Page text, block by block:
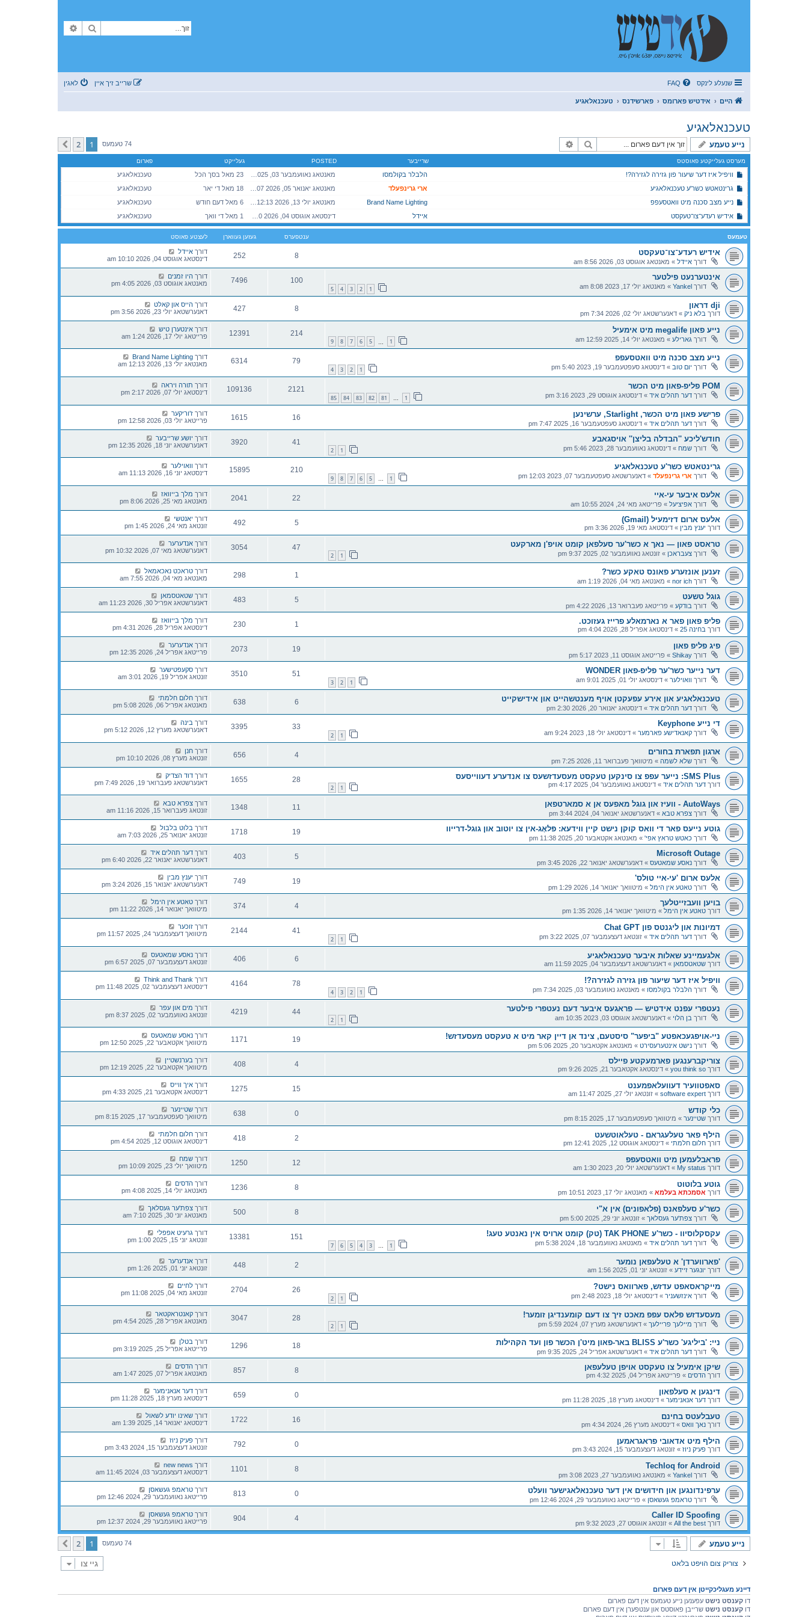
זוך
שנעלע לינקס FAQ לאגין שרייב זיך איין
היים אידטיש פארומס פארשידנס טעכנאלאגיע
טעכנאלאגיע
נייע טעמע זוך 74 טעמעס 1
2
קומענדיגע
מערסט געלייקטע פאוסטס שרייבער POSTED געלייקט פארום
וויפיל איז דער שיעור פון גזירה לגזירה?! הלבלר בקולמסו 23 מאל בסך הכל
טעכנאלאגיע
גרינטאטש כשר'ע טעכנאלאגיע
ארי גרינפעלד 18 מאל די יאר
טעכנאלאגיע
נייע מצב סכנה מיט וואטסעפפ
Brand Name Lighting 6 מאל דעם חודש
טעכנאלאגיע
אידיש רעדע־צו־טעקסט
איידל 1 מאל די וואך טעכנאלאגיע
טעמעס ענטפערס געזען געווארן לעצטע פאוסט
אידיש רעדע־צו־טעקסט
דורך איידל » מאנטאג אוגוסט 03, 2026 8:56 am
8
252 דורך איידל
דינסטאג אוגוסט 04, 2026 10:10 am
אינטערנעט פילטער
דורך Yankel
» מאנטאג יולי 17, 2023 8:08 am 1
2
3
4
5
100
7496 דורך היו זמנים
מאנטאג אוגוסט 03, 2026 4:05 pm
dji דראון
דורך בלא ניק » דאנערשטאג יולי 02, 2026 7:34 pm
8
427 דורך הייס און קאלט
דאנערשטאג יולי 23, 2026 3:56 pm
נייע פאון megalife מיט אימעיל
דורך גארילע » מאנטאג יולי 14, 2025 12:59 am 1
5
6
7
8
9
214
12391 דורך אינטערן טיש
פרייטאג יולי 17, 2026 1:24 am
נייע מצב סכנה מיט וואטסעפפ
דורך יום טוב » דינסטאג סעפטעמבער 19, 2023 5:40 pm 1
2
3
4
79
6314 דורך Brand Name Lighting
מאנטאג יולי 13, 2026 12:13 am
POM פליפ-פאון מיט הכשר
דורך דער תהלים איד » דינסטאג אוגוסט 29, 2023 3:16 pm 1
…
81
82
83
84
85
2121
109136 דורך תורה ויראה
דינסטאג יולי 07, 2026 2:17 pm
פרישע פאון מיט הכשר, Starlight, ערשינען
דורך דער תהלים איד » דינסטאג סעפטעמבער 16, 2025 7:47 pm
16
1615 דורך ז'וריקער
פרייטאג יולי 03, 2026 12:58 pm
חודש'ליכע ''הבדלה בליצן'' אויסגאבע
דורך שמח » דינסטאג נאוועמבער 28, 2023 5:46 pm 1
2
41
3920 דורך יושע שרייבער
דאנערשטאג יוני 18, 2026 12:35 pm
גרינטאטש כשר'ע טעכנאלאגיע
דורך ארי גרינפעלד » דאנערשטאג סעפטעמבער 07, 2023 12:03 pm 1
…
5
6
7
8
9
210
15895 דורך וואוילער
דינסטאג יוני 16, 2026 11:13 am
אלעס איבער עי-איי
דורך אפיציעל » פרייטאג מאי 24, 2024 10:55 am
22
2041 דורך מלך בייוואז
מאנטאג מאי 25, 2026 8:06 pm
אלעס ארום דזימעיל (Gmail)
דורך יענץ מבין » דינסטאג מאי 19, 2026 3:36 pm
5
492 דורך יאנטשי
זונטאג מאי 24, 2026 1:45 pm
טראסט פאון — נאך א כשר'ער סעלפאן קומט אויפ'ן מארקעט
דורך צעבראכן » זונטאג נאוועמבער 02, 2025 9:37 pm 1
2
47
3054 דורך אנדערער
דאנערשטאג מאי 07, 2026 10:32 pm
זענען אונזערע פאונס טאקע כשר?
דורך nor ich
» מאנטאג מאי 04, 2026 1:19 am
1
298 דורך טראכט נאכאמאל
מאנטאג מאי 04, 2026 7:55 am
גוגל טשעט
דורך בודקע » פרייטאג פעברואר 13, 2026 4:22 pm
5
483 דורך שטאטסמאן
דאנערשטאג אפריל 30, 2026 11:23 am
פליפ פאון פאר א נארמאלע פרייז געזוכט.
דורך בחינה 25 » דינסטאג אפריל 28, 2026 4:04 pm
1
230 דורך מלך בייוואז
דינסטאג אפריל 28, 2026 4:31 pm
פיג פליפ פאון
דורך Shikay
» פרייטאג אוגוסט 11, 2023 5:17 pm
19
2073 דורך אנדערער
פרייטאג אפריל 24, 2026 12:35 pm
דער נייער כשר'ער פליפ-פאון WONDER
דורך וואוילער » דינסטאג יולי 01, 2025 9:01 am 1
2
3
51
3510 דורך סקעפטישער
זונטאג אפריל 19, 2026 3:01 am
טעכנאלאגיע און אירע עפעקטן אויף מענטשהייט און אידישקייט
דורך דער תהלים איד » דינסטאג יאנואר 20, 2026 2:30 pm
6
638 דורך חלום חלמתי
מאנטאג אפריל 06, 2026 5:08 pm
די נייע Keyphone
דורך קאנאדישע פארמער » דינסטאג יולי 18, 2023 9:24 am 1
2
33
3395 דורך בינה
דאנערשטאג מערץ 12, 2026 5:12 pm
ארגון תפארת בחורים
דורך שלא לשמה » מיטוואך פעברואר 11, 2026 7:25 pm
4
656 דורך חנן
זונטאג מערץ 08, 2026 10:10 pm
SMS Plus: נייער עפפ צו סינקען טעקסט מעסעדזשעס צו אנדערע דעווייסעס
דורך דער תהלים איד » דינסטאג נאוועמבער 04, 2025 4:17 pm 1
2
28
1655 דורך דוד הצדיק
דאנערשטאג פעברואר 19, 2026 7:49 pm
AutoWays - וועיז און גוגל מאפעס אן א סמארטפאן
דורך צפרא טבא » דאנערשטאג יאנואר 04, 2024 3:44 pm
11
1348 דורך צפרא טבא
זונטאג פעברואר 15, 2026 11:16 am
גוטע נייעס פאר די וואס קוקן נישט קיין ווידעא: פּלאָג-אין צו יוטוב און גוגל-דרייוו
דורך כאטש טראץ אפי' » מאנטאג אקטאבער 20, 2025 11:38 pm
19
1718 דורך בלוט בלבול
זונטאג יאנואר 25, 2026 7:03 am
Microsoft Outage
דורך נאסע שמאטעס » דאנערשטאג יאנואר 22, 2026 3:45 pm
5
403 דורך דער תהלים איד
דאנערשטאג יאנואר 22, 2026 6:40 pm
אלעס ארום 'עי-איי טולס'
דורך טאטע אין הימל » מיטוואך יאנואר 14, 2026 1:29 pm
19
749 דורך יענץ מבין
דאנערשטאג יאנואר 15, 2026 3:24 pm
בויען וועבזייטלעך
דורך טאטע אין הימל » מיטוואך יאנואר 14, 2026 1:35 pm
4
374 דורך טאטע אין הימל
מיטוואך יאנואר 14, 2026 11:22 pm
דמיונות און ליגנטס פון Chat GPT
דורך דער תהלים איד » זונטאג דעצעמבער 07, 2025 3:22 pm 1
2
41
2144 דורך זוכער
מיטוואך דעצעמבער 24, 2025 11:57 pm
אלגעמיינע שאלות איבער טעכנאלאגיע
דורך שטאטסמאן » דאנערשטאג דעצעמבער 04, 2025 11:59 am
6
406 דורך נאסע שמאטעס
זונטאג דעצעמבער 07, 2025 6:57 pm
וויפיל איז דער שיעור פון גזירה לגזירה?!
דורך הלבלר בקולמסו » מאנטאג נאוועמבער 03, 2025 7:34 pm 1
2
3
4
78
4164 דורך Think and Thank
דינסטאג דעצעמבער 02, 2025 11:48 pm
נעטפרי עפנט אידטיש — פראגעס איבער דעם נעטפרי פילטער
דורך בן הלוי » דאנערשטאג אוגוסט 03, 2023 10:35 am 1
2
44
4219 דורך מים און עפר
זונטאג נאוועמבער 02, 2025 8:37 pm
ניי-אויפגעכאפטע "ביפער" סיסטעם, צינד אן דיין קאר מיט א טעקסט מעסעדזש!
דורך נישט אינטערעסירט » מאנטאג אקטאבער 20, 2025 5:06 pm
19
1171 דורך נאסע שמאטעס
מיטוואך אקטאבער 22, 2025 12:50 pm
צוריקברענגען פארמעקטע פיילס
דורך you think so
» דינסטאג אקטאבער 21, 2025 9:26 pm
4
408 דורך בערנשטיין
מיטוואך אקטאבער 22, 2025 12:19 pm
סאפטוועיר דעוועלאפמענט
דורך software expert
» זונטאג יולי 27, 2025 11:47 am
15
1275 דורך איך ווייס
דינסטאג אקטאבער 21, 2025 4:33 pm
כלי קודש
דורך שטיינער » מיטוואך סעפטעמבער 17, 2025 8:15 pm
0
638 דורך שטיינער
מיטוואך סעפטעמבער 17, 2025 8:15 pm
הילף פאר טעלעגראם - טעלאוטשעט
דורך חלום חלמתי » דינסטאג אוגוסט 12, 2025 12:41 pm
2
418 דורך חלום חלמתי
דינסטאג אוגוסט 12, 2025 4:54 pm
פראבלעמען מיט וואטסעפפ
דורך My status
» דאנערשטאג יולי 20, 2023 1:30 am
12
1250 דורך שמח
מיטוואך יולי 23, 2025 10:09 pm
גוטע בלוטוט
דורך אסמכתא בעלמא » מאנטאג יולי 17, 2023 10:51 pm
8
1236 דורך הדסים
מאנטאג יולי 14, 2025 4:08 pm
כשר'ע סעלפאנס (פלאפונים) אין א"י
דורך צפת'ער געסלאך » זונטאג יוני 29, 2025 5:00 pm
8
500 דורך צפת'ער געסלאך
מאנטאג יוני 30, 2025 7:10 am
עקסקלוסיוו - כשר'ע TAK PHONE (טק) קומט ארויס אין נאנטע טעג!
דורך דער תהלים איד » מאנטאג נאוועמבער 18, 2024 5:38 pm 1
…
3
4
5
6
7
151
13381 דורך גרעיט אפפלי
זונטאג יוני 15, 2025 1:00 pm
'פארווערדן' א טעלעפאן נומער
דורך יונגער זיידע » זונטאג יוני 01, 2025 1:56 am
2
448 דורך אנדערער
זונטאג יוני 01, 2025 1:26 pm
מייקראסאפט עדזש, פארוואס נישט?
דורך אינזשעניר » דינסטאג יולי 18, 2023 2:48 pm 1
2
26
2704 דורך לחיים
זונטאג מאי 04, 2025 11:08 pm
מעסעדזש פלאס עפפ מאכט זיך צו דעם קומענדיגן זומער!
דורך מיילעך פריילעך » דאנערשטאג מערץ 07, 2024 5:59 pm 1
2
28
3047 דורך קאנטראקטאר
מאנטאג אפריל 28, 2025 4:54 pm
ניי: 'ביליגע' כשר'ע BLISS באר-פאון מיט'ן הכשר פון ועד הקהילות
דורך דער תהלים איד » דאנערשטאג אפריל 24, 2025 9:35 pm
18
1296 דורך בטלן
פרייטאג אפריל 25, 2025 3:19 pm
שיקן אימעיל צו טעקסט אויפן טעלעפאן
דורך הדסים » פרייטאג אפריל 04, 2025 4:32 pm
8
857 דורך הדסים
מאנטאג אפריל 07, 2025 1:47 am
דינגען א סעלפאון
דורך דער אנאנימער » דינסטאג מערץ 18, 2025 11:28 pm
0
659 דורך דער אנאנימער
דינסטאג מערץ 18, 2025 11:28 pm
טעבלעטס בחינם
דורך נאך וואס » דינסטאג מערץ 26, 2024 4:34 pm
16
1722 דורך שאינו יודע לשאול
דינסטאג יאנואר 14, 2025 1:39 am
הילף מיט אדאובי פראגראמען
דורך פעיק ניוז » זונטאג דעצעמבער 15, 2024 3:43 pm
0
792 דורך פעיק ניוז
זונטאג דעצעמבער 15, 2024 3:43 pm
Techloq for Android
דורך Yankel
» מאנטאג נאוועמבער 27, 2023 3:08 pm
8
1101 דורך new news
דינסטאג דעצעמבער 03, 2024 11:45 am
ערפינדונגען און חידושים אין דער טעכנאלאגישער וועלט
דורך טראמפ געשאסן » פרייטאג נאוועמבער 29, 2024 12:46 pm
0
813 דורך טראמפ געשאסן
פרייטאג נאוועמבער 29, 2024 12:46 pm
Caller ID Spoofing
דורך All the best
» זונטאג אוגוסט 27, 2023 9:32 pm
4
904 דורך טראמפ געשאסן
פרייטאג נאוועמבער 29, 2024 12:37 pm
נייע טעמע 74 טעמעס 1
2
קומענדיגע
צוריק צום הויפט בלאט גיי צו
דיינע מעגליכקייטן אין דעם פארום
דו קענסט נישט עפענען נייע טעמעס אין דעם פארום
דו קענסט נישט שרייבן פאוסטס און ענטפערן אין דעם פארום